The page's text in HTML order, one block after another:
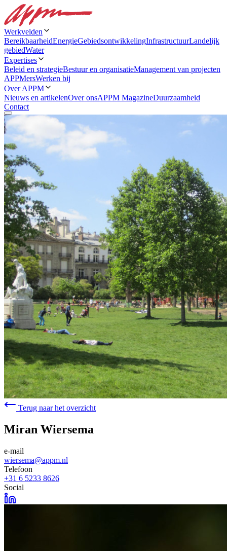
Werkvelden
BereikbaarheidEnergieGebiedsontwikkelingInfrastructuurLandelijk
gebiedWater
Expertises
Beleid en strategieBestuur en organisatieManagement van projecten
APPMersWerken bij
Over APPM
Nieuws en artikelenOver onsAPPM MagazineDuurzaamheid
Contact
Terug naar het overzicht
Miran Wiersema
e-mail
wiersema@appm.nl
Telefoon
+31 6 5233 8626
Social